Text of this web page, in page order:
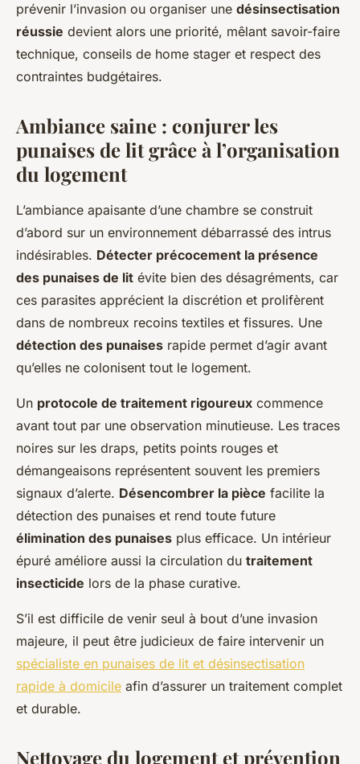
prévenir l’invasion ou organiser une désinsectisation
réussie devient alors une priorité, mêlant savoir-faire
technique, conseils de home stager et respect des
contraintes budgétaires.
Ambiance saine : conjurer les
punaises de lit grâce à l’organisation
du logement
L’ambiance apaisante d’une chambre se construit
d’abord sur un environnement débarrassé des intrus
indésirables. Détecter précocement la présence
des punaises de lit évite bien des désagréments, car
ces parasites apprécient la discrétion et prolifèrent
dans de nombreux recoins textiles et fissures. Une
détection des punaises rapide permet d’agir avant
qu’elles ne colonisent tout le logement.
Un protocole de traitement rigoureux commence
avant tout par une observation minutieuse. Les traces
noires sur les draps, petits points rouges et
démangeaisons représentent souvent les premiers
signaux d’alerte. Désencombrer la pièce facilite la
détection des punaises et rend toute future
élimination des punaises plus efficace. Un intérieur
épuré améliore aussi la circulation du traitement
insecticide lors de la phase curative.
S’il est difficile de venir seul à bout d’une invasion
majeure, il peut être judicieux de faire intervenir un
spécialiste en punaises de lit et désinsectisation
rapide à domicile afin d’assurer un traitement complet
et durable.
Nettoyage du logement et prévention